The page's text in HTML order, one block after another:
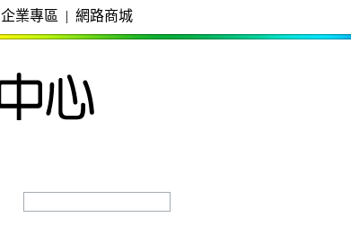
企業專區 | 網路商城